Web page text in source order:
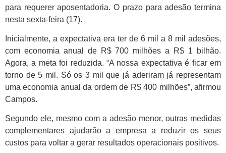
para requerer aposentadoria. O prazo para adesão termina
nesta sexta-feira (17).
Inicialmente, a expectativa era ter de 6 mil a 8 mil adesões,
com economia anual de R$ 700 milhões a R$ 1 bilhão.
Agora, a meta foi reduzida. “A nossa expectativa é ficar em
torno de 5 mil. Só os 3 mil que já aderiram já representam
uma economia anual da ordem de R$ 400 milhões”, afirmou
Campos.
Segundo ele, mesmo com a adesão menor, outras medidas
complementares ajudarão a empresa a reduzir os seus
custos para voltar a gerar resultados operacionais positivos.